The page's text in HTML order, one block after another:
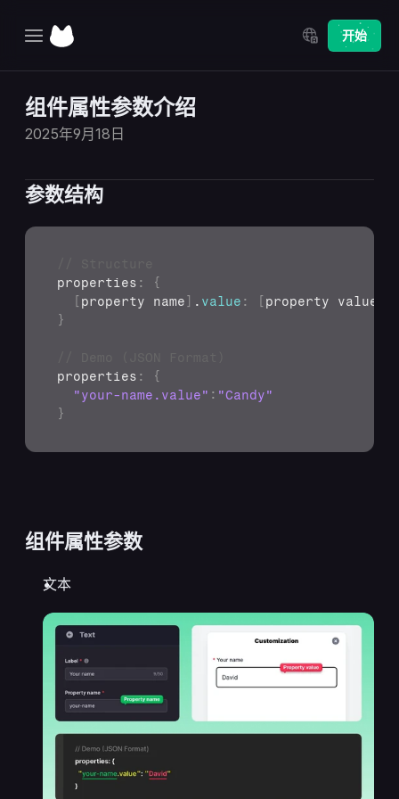
组件属性参数介绍
2025年9月18日
参数结构
properties :
{
property name . value : property value
}
properties :
{
"your-name.value" : "Candy"
}
组件属性参数
文本
Select Language
开始
探索
更新日志